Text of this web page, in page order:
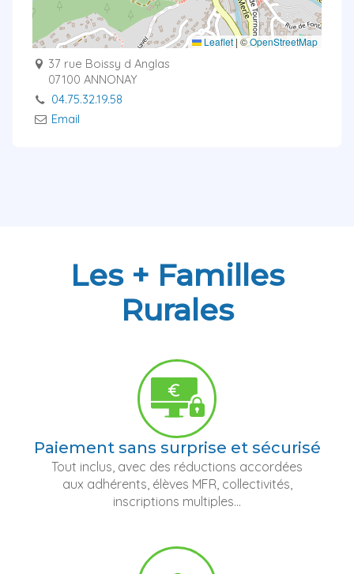
Leaflet| ©OpenStreetMap
37 rue Boissy d Anglas
07100 ANNONAY
04.75.32.19.58
Email
Les + Familles
Rurales
Paiement sans surprise et sécurisé
Tout inclus, avec des réductions accordées
aux adhérents, élèves MFR, collectivités,
inscriptions multiples...